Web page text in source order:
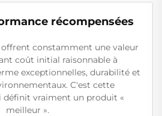
récompensées
offrent constamment une valeur
coût initial raisonnable à
exceptionnelles, durabilité et
C'est cette
définit vraiment un produit «
meilleur ».